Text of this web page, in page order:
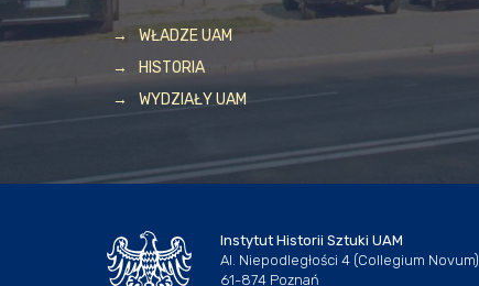
WŁADZE UAM
HISTORIA
WYDZIAŁY UAM
Instytut Historii Sztuki UAM
Al. Niepodległości 4 (Collegium Novum)
61-874 Poznań